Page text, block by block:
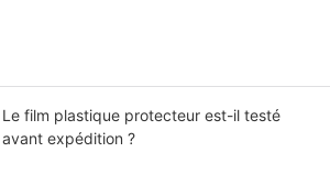
Le film plastique protecteur est-il testé
avant expédition ?